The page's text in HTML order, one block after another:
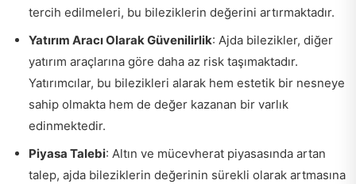
tercih edilmeleri, bu bileziklerin değerini artırmaktadır.
Yatırım Aracı Olarak Güvenilirlik: Ajda bilezikler, diğer
yatırım araçlarına göre daha az risk taşımaktadır.
Yatırımcılar, bu bilezikleri alarak hem estetik bir nesneye
sahip olmakta hem de değer kazanan bir varlık
edinmektedir.
Piyasa Talebi: Altın ve mücevherat piyasasında artan
talep, ajda bileziklerin değerinin sürekli olarak artmasına